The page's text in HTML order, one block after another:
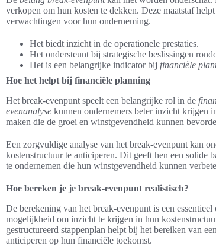
verkopen om hun kosten te dekken. Deze maatstaf
verwachtingen voor hun onderneming.
Het biedt inzicht in de operationele prestaties.
Het ondersteunt bij strategische beslissingen
Het is een belangrijke indicator bij financiële
Hoe het helpt bij financiële planning
Het break-evenpunt speelt een belangrijke rol in de
evenanalyse kunnen ondernemers beter inzicht krijgen
maken die de groei en winstgevendheid kunnen
Een zorgvuldige analyse van het break-evenpunt kan
kostenstructuur te anticiperen. Dit geeft hen een solide
te ondernemen die hun winstgevendheid kunnen
Hoe bereken je je break-evenpunt realistisch?
De berekening van het break-evenpunt is een
mogelijkheid om inzicht te krijgen in hun
gestructureerd stappenplan helpt bij het bereiken van
anticiperen op hun financiële toekomst.